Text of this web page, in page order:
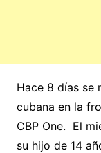
Hace 8 días se
cubana en la
CBP One. El
su hijo de 14